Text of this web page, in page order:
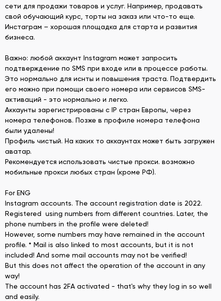
сети для продажи товаров и услуг. Например, продавать
свой обучающий курс, торты на заказ или что-то еще.
Инстаграм – хорошая площадка для старта и развития
бизнеса.
Важно: любой аккаунт Instagram может запросить
подтверждение по SMS при входе или в процессе работы.
Это нормально для иснты и повышения траста. Подтвердить
его можно при помощи своего номера или сервисов SMS-
активаций - это нормально и легко.
Аккаунты зарегистрированы с IP стран Европы, через
номера телефонов. Позже в профиле номера телефона
были удалены!
Профиль чистый. На каких то аккаунтах может быть загружен
аватар.
Рекомендуется использовать чистые прокси. возможно
мобильные прокси любых стран (кроме РФ).
For ENG
Instagram accounts. The account registration date is 2022.
Registered using numbers from different countries. Later, the
phone numbers in the profile were deleted!
However, some numbers may have remained in the account
profile. * Mail is also linked to most accounts, but it is not
included! And some mail accounts may not be verified!
But this does not affect the operation of the account in any
way!
The account has 2FA activated - that's why they log in so well
and easily.